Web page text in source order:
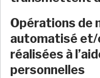
Opérations de
automatisé et/
réalisées à
personnelles